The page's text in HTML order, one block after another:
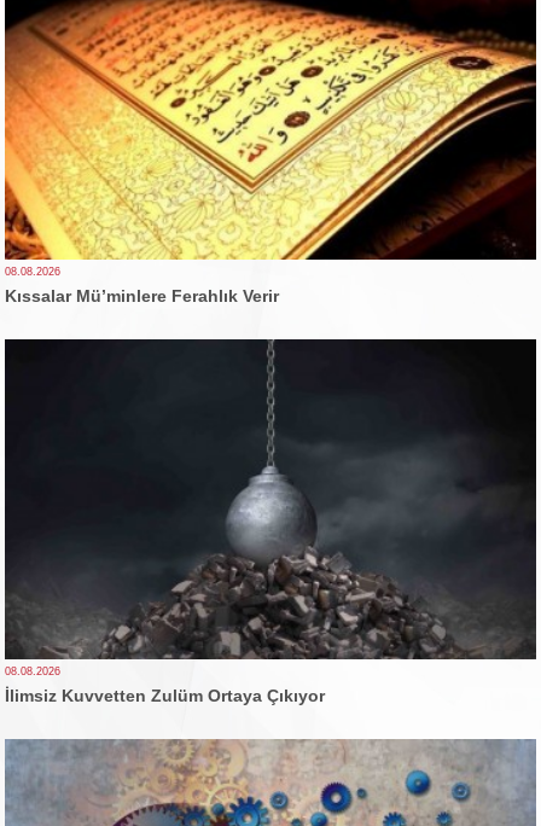
08.08.2026
Kıssalar Mü’minlere Ferahlık Verir
08.08.2026
İlimsiz Kuvvetten Zulüm Ortaya Çıkıyor